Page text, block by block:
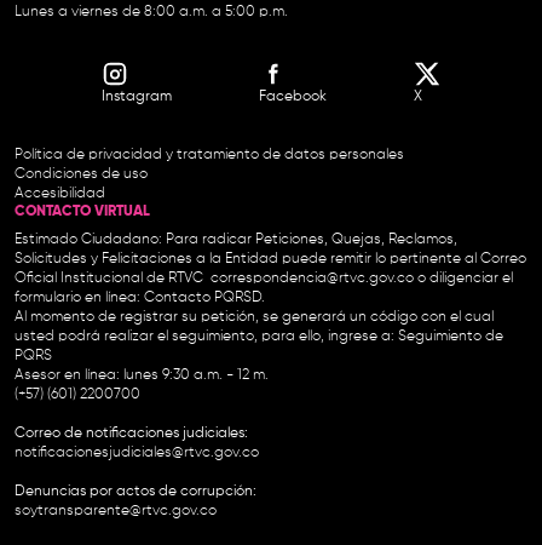
Lunes a viernes de 8:00 a.m. a 5:00 p.m.
Instagram Facebook X
Política de privacidad y tratamiento de datos personales
Condiciones de uso
Accesibilidad
CONTACTO VIRTUAL
Estimado Ciudadano: Para radicar Peticiones, Quejas, Reclamos,
Solicitudes y Felicitaciones a la Entidad puede remitir lo pertinente al Correo
Oficial Institucional de RTVC correspondencia@rtvc.gov.co o diligenciar el
formulario en línea: Contacto PQRSD.
Al momento de registrar su petición, se generará un código con el cual
usted podrá realizar el seguimiento, para ello, ingrese a: Seguimiento de
PQRS
Asesor en línea: lunes 9:30 a.m. - 12 m.
(+57) (601) 2200700
Correo de notificaciones judiciales:
notificacionesjudiciales@rtvc.gov.co
Denuncias por actos de corrupción:
soytransparente@rtvc.gov.co